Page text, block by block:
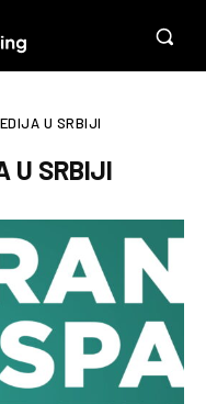
U SRBIJI
U SRBIJI